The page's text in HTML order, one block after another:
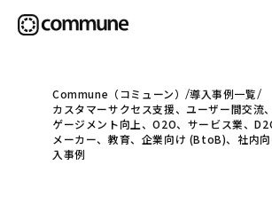
Communeについて
Commune（コミューン）
導入事例一覧
カスタマーサクセス支援、ユーザー間交流
ゲージメント向上、O2O、サービス業、
メーカー、教育、企業向け (BtoB)、社内
入事例